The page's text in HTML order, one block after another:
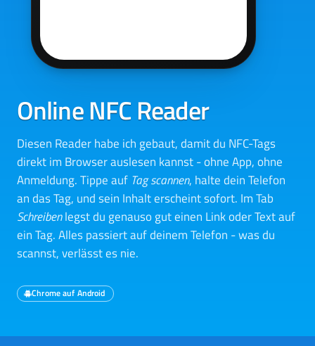
Online NFC Reader
Diesen Reader habe ich gebaut, damit du NFC-Tags
direkt im Browser auslesen kannst - ohne App, ohne
Anmeldung. Tippe auf Tag scannen, halte dein Telefon
an das Tag, und sein Inhalt erscheint sofort. Im Tab
Schreibenlegst du genauso gut einen Link oder Text auf
ein Tag. Alles passiert auf deinem Telefon - was du
scannst, verlässt es nie.
Chrome auf Android